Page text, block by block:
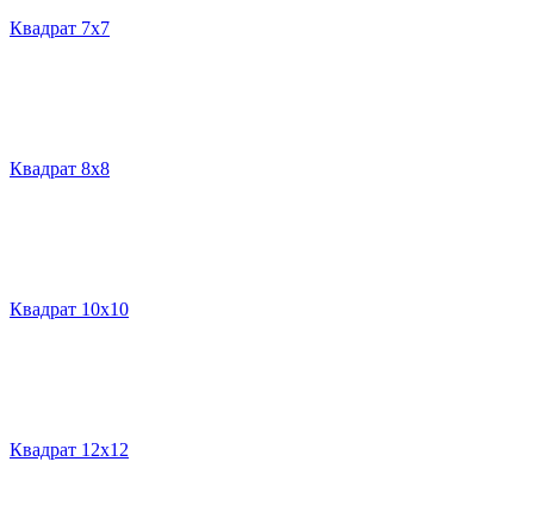
Квадрат 7х7
Квадрат 8х8
Квадрат 10х10
Квадрат 12х12